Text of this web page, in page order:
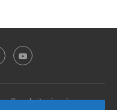
Tous droits réservés.